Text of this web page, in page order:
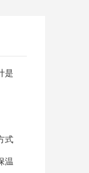
是
式
温